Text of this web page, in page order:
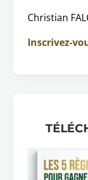
Christian
Inscrivez-